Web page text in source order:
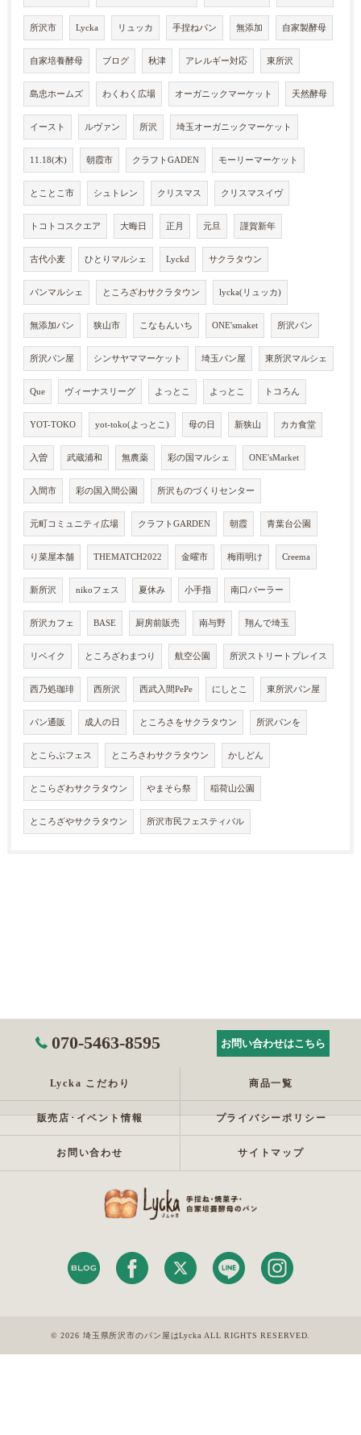
所沢市 Lycka リュッカ 手捏ねパン 無添加 自家製酵母
自家培養酵母 ブログ 秋津 アレルギー対応 東所沢
島忠ホームズ わくわく広場 オーガニックマーケット 天然酵母
イースト ルヴァン 所沢 埼玉オーガニックマーケット
11.18(木) 朝霞市 クラフトGADEN モーリーマーケット
とことこ市 シュトレン クリスマス クリスマスイヴ
トコトコスクエア 大晦日 正月 元旦 謹賀新年
古代小麦 ひとりマルシェ Lyckd サクラタウン
パンマルシェ ところざわサクラタウン lycka(リュッカ)
無添加パン 狭山市 こなもんいち ONE'smaket 所沢パン
所沢パン屋 シンサヤママーケット 埼玉パン屋 東所沢マルシェ
Que ヴィーナスリーグ よっとこ よっとこ トコろん
YOT-TOKO yot-toko(よっとこ) 母の日 新狭山 カカ食堂
入曽 武蔵浦和 無農薬 彩の国マルシェ ONE'sMarket
入間市 彩の国入間公園 所沢ものづくりセンター
元町コミュニティ広場 クラフトGARDEN 朝霞 青葉台公園
り菜屋本舗 THEMATCH2022 金曜市 梅雨明け Creema
新所沢 nikoフェス 夏休み 小手指 南口パーラー
所沢カフェ BASE 厨房前販売 南与野 翔んで埼玉
リベイク ところざわまつり 航空公園 所沢ストリートプレイス
西乃処珈琲 西所沢 西武入間PePe にしとこ 東所沢パン屋
パン通販 成人の日 ところさをサクラタウン 所沢パンを
とこらぶフェス ところさわサクラタウン かしどん
とこらざわサクラタウン やまそら祭 稲荷山公園
ところざやサクラタウン 所沢市民フェスティバル
070-5463-8595 お問い合わせはこちら
Lycka こだわり 商品一覧
販売店･イベント情報 プライバシーポリシー
お問い合わせ サイトマップ
© 2026 埼玉県所沢市のパン屋はLycka ALL RIGHTS RESERVED.